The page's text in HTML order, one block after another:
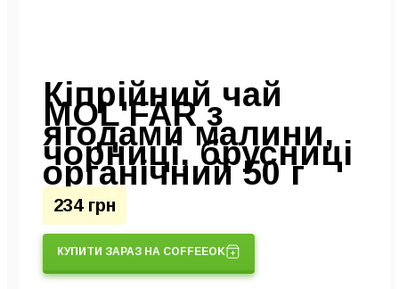
Кіпрійний чай
MOL'FAR з
ягодами малини,
чорниці, брусниці
органічний 50 г
234 грн
КУПИТИ ЗАРАЗ НА COFFEEOK